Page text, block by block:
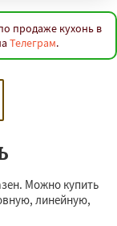
продаже кухонь в
Телеграм.
Можно купить
линейную,